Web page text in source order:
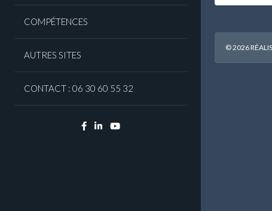
COMPÉTENCES
AUTRES SITES
CONTACT : 06 30 60 55 32
Facebook
LinkedinYouTube
© 2026